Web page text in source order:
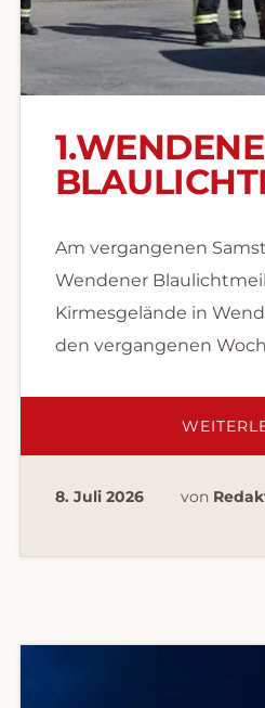
Am vergangenen
Wendener
Kirmesgelände in
den vergangenen
8. Juli 2026 von